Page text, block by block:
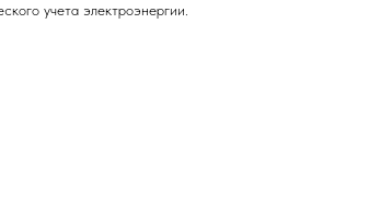
учета электроэнергии.